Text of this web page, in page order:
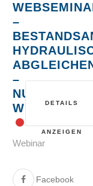
–
–
NUR
WIE?
Webinar
Facebook
DETAILS
ANZEIGEN